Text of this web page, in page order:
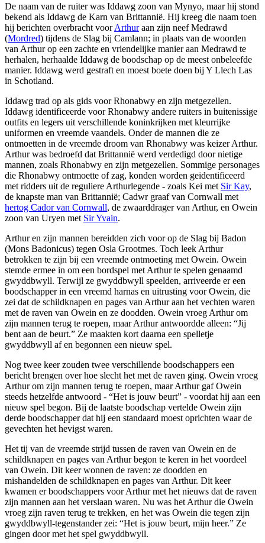
De naam van de ruiter was Iddawg zoon van Mynyo, maar hij stond
bekend als Iddawg de Karn van Brittannië. Hij kreeg die naam toen
hij berichten overbracht voorArthuraan zijn neef Medrawd
(Mordred) tijdens de Slag bij Camlann; in plaats van de woorden
van Arthur op een zachte en vriendelijke manier aan Medrawd te
herhalen, herhaalde Iddawg de boodschap op de meest onbeleefde
manier. Iddawg werd gestraft en moest boete doen bij Y Llech Las
in Schotland.
Iddawg trad op als gids voor Rhonabwy en zijn metgezellen.
Iddawg identificeerde voor Rhonabwy andere ruiters in buitenissige
outfits en legers uit verschillende koninkrijken met kleurrijke
uniformen en vreemde vaandels. Onder de mannen die ze
ontmoetten in de vreemde droom van Rhonabwy was keizer Arthur.
Arthur was bedroefd dat Brittannië werd verdedigd door nietige
mannen, zoals Rhonabwy en zijn metgezellen. Sommige personages
die Rhonabwy ontmoette of zag, konden worden geïdentificeerd
met ridders uit de reguliere Arthurlegende - zoals Kei met Sir Kay,
de knapste man van Brittannië; Cadwr graaf van Cornwall met
hertog Cador van Cornwall, de zwaarddrager van Arthur, en Owein
zoon van Uryen met Sir Yvain.
Arthur en zijn mannen bereidden zich voor op de Slag bij Badon
(Mons Badonicus) tegen Osla Grootmes. Toch leek Arthur
betrokken te zijn bij een vreemde ontmoeting met Owein. Owein
stemde ermee in om een bordspel met Arthur te spelen genaamd
gwyddbwyll. Terwijl ze gwyddbwyll speelden, arriveerde er een
boodschapper in een vreemd harnas en uitrusting voor Owein, die
zei dat de schildknapen en pages van Arthur aan het vechten waren
met de raven van Owein en ze doodden. Owein vroeg Arthur om
zijn mannen terug te roepen, maar Arthur antwoordde alleen: “Jij
bent aan de beurt.” Ze maakten kort daarna een spelletje
gwyddbwyll af en begonnen een nieuw spel.
Nog twee keer zouden twee verschillende boodschappers een
bericht brengen over hoe slecht het met de raven ging. Owein vroeg
Arthur om zijn mannen terug te roepen, maar Arthur gaf Owein
steeds hetzelfde antwoord - “Het is jouw beurt” - voordat hij aan een
nieuw spel begon. Bij de laatste boodschap vertelde Owein zijn
derde boodschapper dat hij een standaard moest oprichten waar de
gevechten het hevigst waren.
Het tij van de vreemde strijd tussen de raven van Owein en de
schildknapen en pages van Arthur begon te keren in het voordeel
van Owein. Dit keer wonnen de raven: ze doodden en
mishandelden de schildknapen en pages van Arthur. Dit keer
kwamen er boodschappers voor Arthur met het nieuws dat de raven
zijn mannen aan het verslaan waren. Nu was het Arthur die Owein
vroeg zijn raven terug te trekken, en het was Owein die tegen zijn
gwyddbwyll-tegenstander zei: “Het is jouw beurt, mijn heer.” Ze
gingen door met het spel gwyddbwyll.